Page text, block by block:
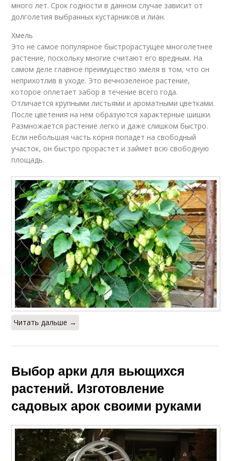
много лет. Срок годности в данном случае зависит от
долголетия выбранных кустарников и лиан.
Хмель
Это не самое популярное быстрорастущее многолетнее
растение, поскольку многие считают его вредным. На
самом деле главное преимущество хмеля в том, что он
неприхотлив в уходе. Это вечнозеленое растение,
которое оплетает забор в течение всего года.
Отличается крупными листьями и ароматными цветками.
После цветения на нем образуются характерные шишки.
Размножается растение легко и даже слишком быстро.
Если небольшая часть корня попадет на свободный
участок, он быстро прорастет и займет всю свободную
площадь.
Читать дальше →
Выбор арки для вьющихся
растений. Изготовление
садовых арок своими руками